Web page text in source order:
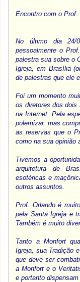
Encontro com o Prof.
No último dia 24/
pessoalmente o
palestra sua sobre o
Igreja, em Brasília
de palestras que ele
Foi um momento
os diretores dos dois
na Internet. Pela
polemizar, mas
as reservas que o
como na sua opinião
Tivemos a
arquitetura de
esotéricas e
outros assuntos.
Prof. Orlando é
pela Santa Igreja e
Também é muito
Tanto a Monfort
Igreja, sua Tradição
que deve ser
a Monfort e o
e portanto dispensam